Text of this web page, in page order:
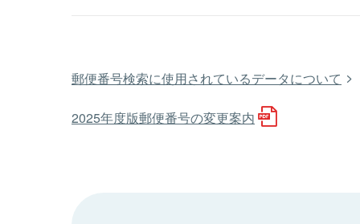
郵便番号検索に使用されているデータについて
2025年度版郵便番号の変更案内